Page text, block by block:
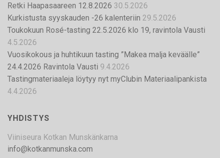
Retki Haapasaareen 12.8.2026 30.5.2026
Kurkistusta syyskauden -26 kalenteriin 29.5.2026
Toukokuun Rosé-tasting 22.5.2026 klo 19, ravintola Vausti
4.5.2026
Vuosikokous ja huhtikuun tasting ”Makea malja keväälle”
24.4.2026 Ravintola Vausti 9.4.2026
Tastingmateriaaleja löytyy nyt myClubin Materiaalipankista
4.4.2026
YHDISTYS
Viiniseura Kotkan Munskänkarna
info@kotkanmunska.com